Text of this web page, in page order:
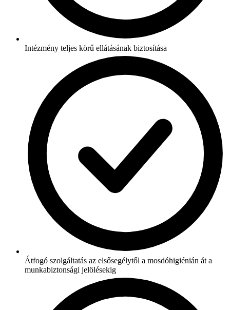
Intézmény teljes körű ellátásának biztosítása
Átfogó szolgáltatás az elsősegélytől a mosdóhigiénián át a
munkabiztonsági jelölésekig